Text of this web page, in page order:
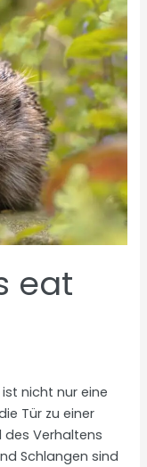
eat
ist nicht nur eine
Tür zu einer
des Verhaltens
Schlangen sind